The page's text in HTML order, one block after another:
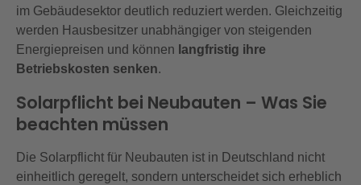
im Gebäudesektor deutlich reduziert werden. Gleichzeitig
werden Hausbesitzer unabhängiger von steigenden
Energiepreisen und können langfristig ihre
Betriebskosten senken.
Solarpflicht bei Neubauten – Was Sie
beachten müssen
Die Solarpflicht für Neubauten ist in Deutschland nicht
einheitlich geregelt, sondern unterscheidet sich erheblich